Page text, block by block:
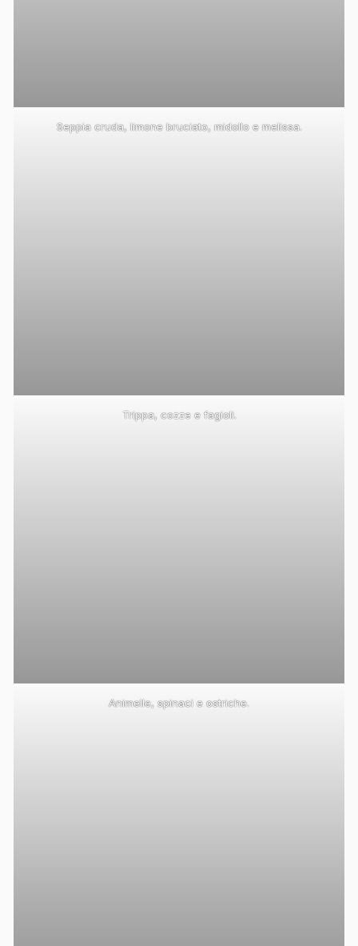
Seppia cruda, limone bruciato, midollo e melissa.
Trippa, cozze e fagioli.
Animelle, spinaci e ostriche.